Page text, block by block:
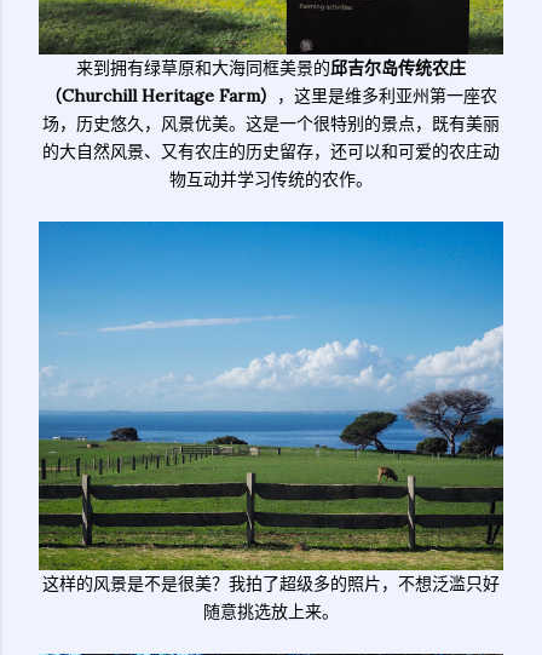
来到拥有绿草原和大海同框美景的邱吉尔岛传统农庄
（Churchill Heritage Farm）
，这里是维多利亚州第一座农
场，历史悠久，风景优美。这是一个很特别的景点，既有美丽
的大自然风景、又有农庄的历史留存，还可以和可爱的农庄动
物互动并学习传统的农作。
这样的风景是不是很美？我拍了超级多的照片，不想泛滥只好
随意挑选放上来。